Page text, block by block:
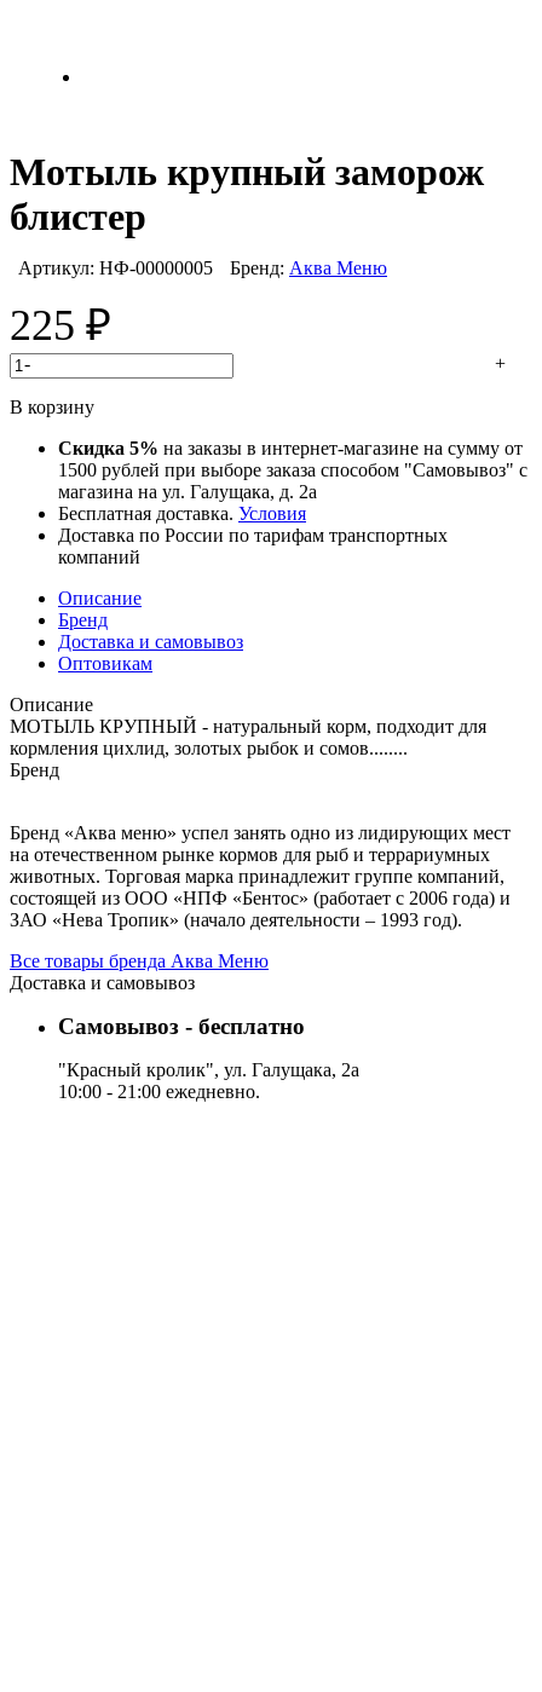
Мотыль крупный заморож
блистер
Артикул: НФ-00000005 Бренд: Аква Меню
225 ₽
- +
В корзину
Скидка 5% на заказы в интернет-магазине на сумму от
1500 рублей при выборе заказа способом "Самовывоз" с
магазина на ул. Галущака, д. 2а
Бесплатная доставка. Условия
Доставка по России по тарифам транспортных
компаний
Описание
Бренд
Доставка и самовывоз
Оптовикам
Описание
МОТЫЛЬ КРУПНЫЙ - натуральный корм, подходит для
кормления цихлид, золотых рыбок и сомов........
Бренд
Бренд «Аква меню» успел занять одно из лидирующих мест
на отечественном рынке кормов для рыб и террариумных
животных. Торговая марка принадлежит группе компаний,
состоящей из ООО «НПФ «Бентос» (работает с 2006 года) и
ЗАО «Нева Тропик» (начало деятельности – 1993 год).
Все товары бренда Аква Меню
Доставка и самовывоз
Самовывоз - бесплатно
"Красный кролик", ул. Галущака, 2а
10:00 - 21:00 ежедневно.